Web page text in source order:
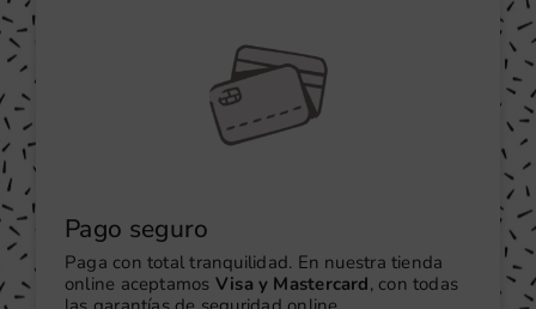
Pago seguro
Paga con total tranquilidad. En nuestra tienda
online aceptamos Visa y Mastercard, con todas